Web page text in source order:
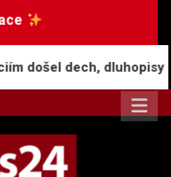
zaznamenaly